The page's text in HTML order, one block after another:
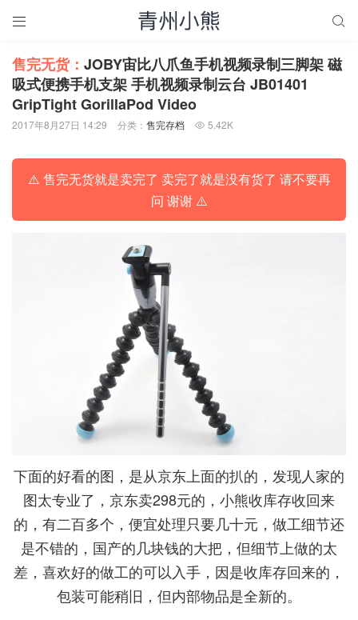
 
售完无货： JOBY宙比八爪鱼手机视频录制三脚架 磁
吸式便携手机支架 手机视频录制云台 JB01401
GripTight GorillaPod Video
2017年8月27日 14:29 分类： 售完存档  5.42K
⚠️ 售完无货就是卖完了 卖完了就是没有货了 请不要再
问 谢谢 ⚠️
下面的好看的图，是从京东上面的扒的，发现人家的
图太专业了，京东卖298元的，小熊收库存收回来
的，有二百多个，便宜处理只要几十元，做工细节还
是不错的，国产的几块钱的大把，但细节上做的太
差，喜欢好的做工的可以入手，因是收库存回来的，
包装可能稍旧，但内部物品是全新的。